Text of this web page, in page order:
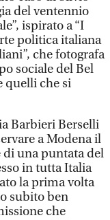
del ventennio
ispirato a “I
politica italiana
che fotografa
sociale del Bel
quelli che si
Barbieri Berselli
a Modena il
una puntata del
in tutta Italia
la prima volta
subito ben
che